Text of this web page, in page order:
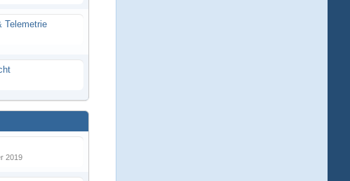
Telemetrie
2019